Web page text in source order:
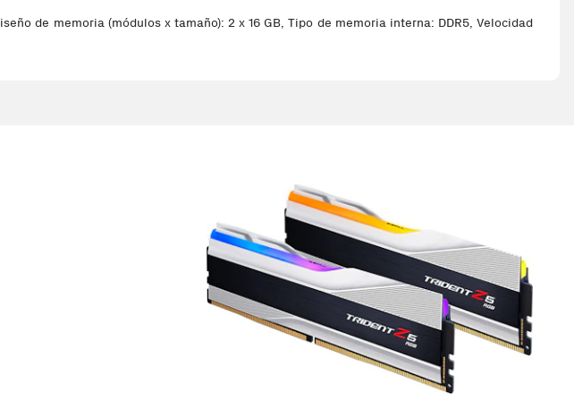
de memoria (módulos x tamaño): 2 x 16 GB, Tipo de memoria interna: DDR5, Velocidad